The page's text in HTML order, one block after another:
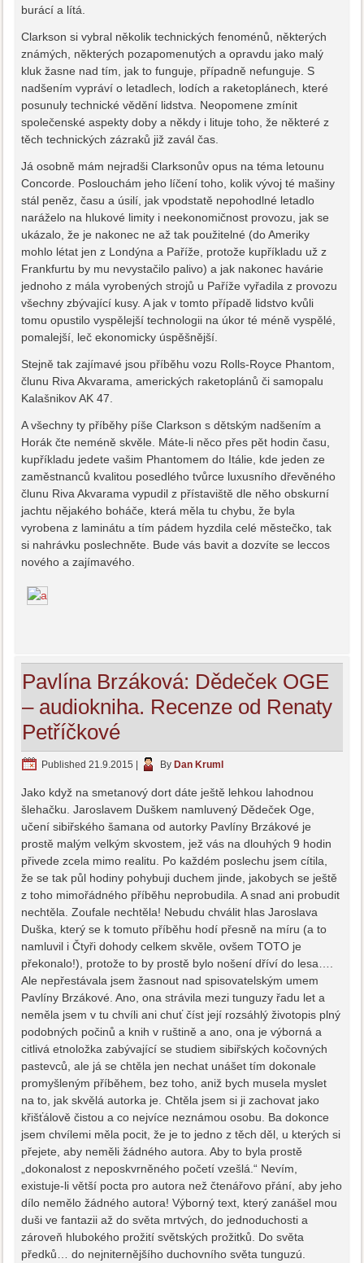
burácí a lítá.
Clarkson si vybral několik technických fenoménů, některých
známých, některých pozapomenutých a opravdu jako malý
kluk žasne nad tím, jak to funguje, případně nefunguje. S
nadšením vypráví o letadlech, lodích a raketoplánech, které
posunuly technické vědění lidstva. Neopomene zmínit
společenské aspekty doby a někdy i lituje toho, že některé z
těch technických zázraků již zavál čas.
Já osobně mám nejradši Clarksonův opus na téma letounu
Concorde. Poslouchám jeho líčení toho, kolik vývoj té mašiny
stál peněz, času a úsilí, jak vpodstatě nepohodlné letadlo
naráželo na hlukové limity i neekonomičnost provozu, jak se
ukázalo, že je nakonec ne až tak použitelné (do Ameriky
mohlo létat jen z Londýna a Paříže, protože kupříkladu už z
Frankfurtu by mu nevystačilo palivo) a jak nakonec havárie
jednoho z mála vyrobených strojů u Paříže vyřadila z provozu
všechny zbývající kusy. A jak v tomto případě lidstvo kvůli
tomu opustilo vyspělejší technologii na úkor té méně vyspělé,
pomalejší, leč ekonomicky úspěšnější.
Stejně tak zajímavé jsou příběhu vozu Rolls-Royce Phantom,
člunu Riva Akvarama, amerických raketoplánů či samopalu
Kalašnikov AK 47.
A všechny ty příběhy píše Clarkson s dětským nadšením a
Horák čte neméně skvěle. Máte-li něco přes pět hodin času,
kupříkladu jedete vašim Phantomem do Itálie, kde jeden ze
zaměstnanců kvalitou posedlého tvůrce luxusního dřevěného
člunu Riva Akvarama vypudil z přístaviště dle něho obskurní
jachtu nějakého boháče, která měla tu chybu, že byla
vyrobena z laminátu a tím pádem hyzdila celé městečko, tak
si nahrávku poslechněte. Bude vás bavit a dozvíte se leccos
nového a zajímavého.
Pavlína Brzáková: Dědeček OGE
– audiokniha. Recenze od Renaty
Petříčkové
Published 21.9.2015 | By Dan Kruml
Jako když na smetanový dort dáte ještě lehkou lahodnou
šlehačku. Jaroslavem Duškem namluvený Dědeček Oge,
učení sibiřského šamana od autorky Pavlíny Brzákové je
prostě malým velkým skvostem, jež vás na dlouhých 9 hodin
přivede zcela mimo realitu. Po každém poslechu jsem cítila,
že se tak půl hodiny pohybuji duchem jinde, jakobych se ještě
z toho mimořádného příběhu neprobudila. A snad ani probudit
nechtěla. Zoufale nechtěla! Nebudu chválit hlas Jaroslava
Duška, který se k tomuto příběhu hodí přesně na míru (a to
namluvil i Čtyři dohody celkem skvěle, ovšem TOTO je
překonalo!), protože to by prostě bylo nošení dříví do lesa….
Ale nepřestávala jsem žasnout nad spisovatelským umem
Pavlíny Brzákové. Ano, ona strávila mezi tunguzy řadu let a
neměla jsem v tu chvíli ani chuť číst její rozsáhlý životopis plný
podobných počinů a knih v ruštině a ano, ona je výborná a
citlivá etnoložka zabývající se studiem sibiřských kočovných
pastevců, ale já se chtěla jen nechat unášet tím dokonale
promyšleným příběhem, bez toho, aniž bych musela myslet
na to, jak skvělá autorka je. Chtěla jsem si ji zachovat jako
křišťálově čistou a co nejvíce neznámou osobu. Ba dokonce
jsem chvílemi měla pocit, že je to jedno z těch děl, u kterých si
přejete, aby neměli žádného autora. Aby to byla prostě
„dokonalost z neposkvrněného početí vzešlá.“ Nevím,
existuje-li větší pocta pro autora než čtenářovo přání, aby jeho
dílo nemělo žádného autora! Výborný text, který zanášel mou
duši ve fantazii až do světa mrtvých, do jednoduchosti a
zároveň hlubokého prožití světských prožitků. Do světa
předků… do nejniternějšího duchovního světa tunguzú.